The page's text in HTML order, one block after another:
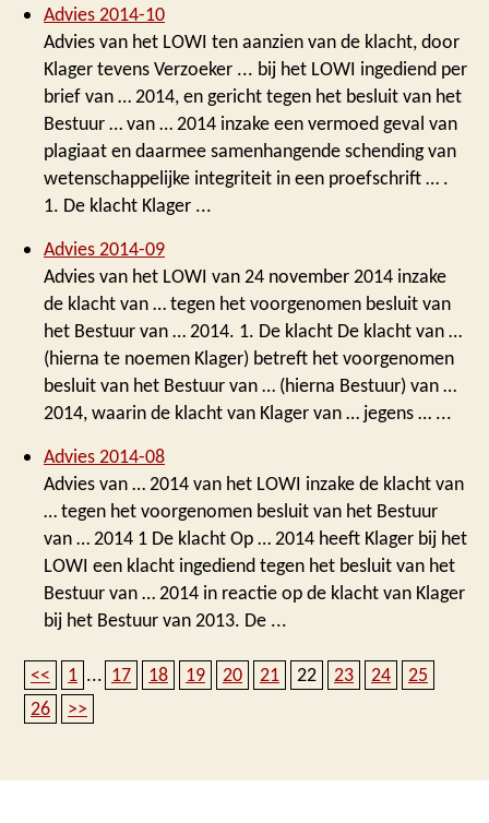
Advies 2014-10
Advies van het LOWI ten aanzien van de klacht, door
Klager tevens Verzoeker ... bij het LOWI ingediend per
brief van … 2014, en gericht tegen het besluit van het
Bestuur … van … 2014 inzake een vermoed geval van
plagiaat en daarmee samenhangende schending van
wetenschappelijke integriteit in een proefschrift … .
1. De klacht Klager ...
Advies 2014-09
Advies van het LOWI van 24 november 2014 inzake
de klacht van … tegen het voorgenomen besluit van
het Bestuur van … 2014. 1. De klacht De klacht van …
(hierna te noemen Klager) betreft het voorgenomen
besluit van het Bestuur van … (hierna Bestuur) van …
2014, waarin de klacht van Klager van … jegens … ...
Advies 2014-08
Advies van … 2014 van het LOWI inzake de klacht van
… tegen het voorgenomen besluit van het Bestuur
van … 2014 1 De klacht Op … 2014 heeft Klager bij het
LOWI een klacht ingediend tegen het besluit van het
Bestuur van … 2014 in reactie op de klacht van Klager
bij het Bestuur van 2013. De ...
<< 1 ... 17 18 19 20 21 22 23 24
25
26
>>